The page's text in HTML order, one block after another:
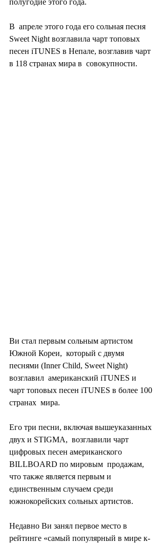
В  апреле этого года его сольная песня
Sweet Night возглавила чарт топовых
песен iTUNES в Непале, возглавив чарт
в 118 странах мира в  совокупности.
Ви стал первым сольным артистом
Южной Кореи,  который с двумя
песнями (Inner Child, Sweet Night)
возглавил  американский iTUNES и
чарт топовых песен iTUNES в более 100
странах  мира.
Его три песни, включая вышеуказанных
двух и STIGMA,  возглавили чарт
цифровых песен американского
BILLBOARD по мировым  продажам,
что также является первым и
единственным случаем среди
южнокорейских сольных артистов.
Недавно Ви занял первое место в
рейтинге «самый популярный в мире к-